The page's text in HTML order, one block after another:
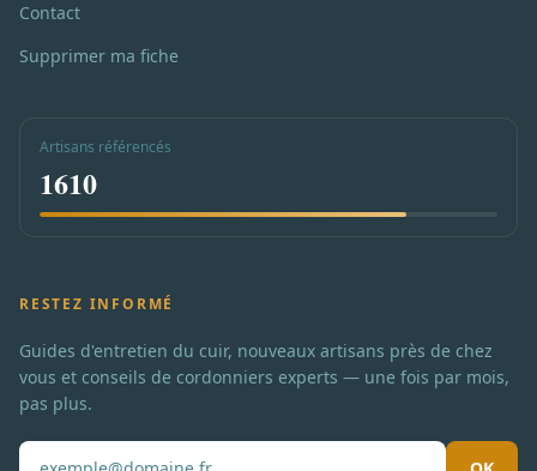
Contact
Supprimer ma fiche
Artisans référencés
1610
RESTEZ INFORMÉ
Guides d'entretien du cuir, nouveaux artisans près de chez
vous et conseils de cordonniers experts — une fois par mois,
pas plus.